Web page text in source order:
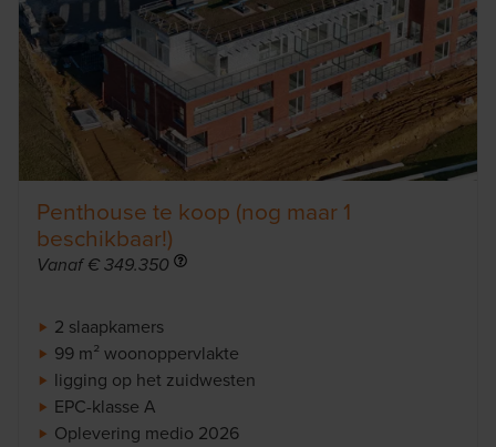
Penthouse te koop (nog maar 1
beschikbaar!)
Vanaf € 349.350 Info
2 slaapkamers
99 m² woonoppervlakte
ligging op het zuidwesten
EPC-klasse A
Oplevering medio 2026